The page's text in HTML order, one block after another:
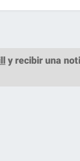
y recibir una